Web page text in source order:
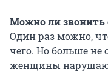
Можно ли звонить
Один раз можно,
чего. Но больше не
женщины